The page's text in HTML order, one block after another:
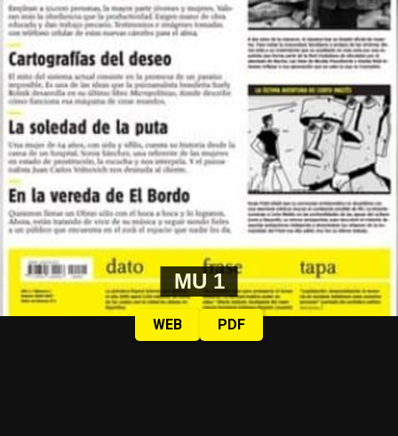
MU 1
WEB PDF